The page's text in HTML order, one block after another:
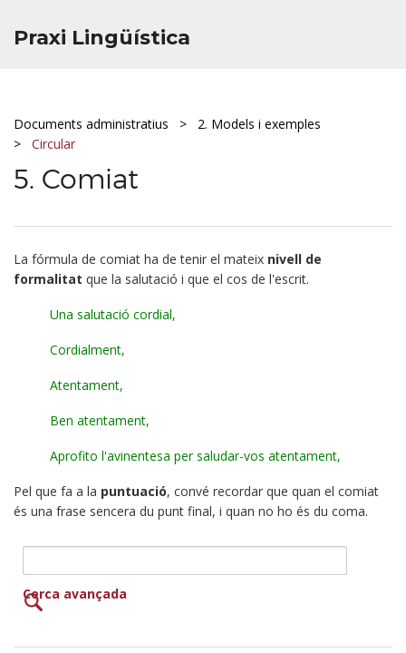
Praxi Lingüística
Documents administratius
2. Models i exemples
Circular
5. Comiat
La fórmula de comiat ha de tenir el mateix nivell de
formalitat que la salutació i que el cos de l'escrit.
Una salutació cordial,
Cordialment,
Atentament,
Ben atentament,
Aprofito l'avinentesa per saludar-vos atentament,
Pel que fa a la puntuació, convé recordar que quan el comiat
és una frase sencera du punt final, i quan no ho és du coma.
Cerca avançada